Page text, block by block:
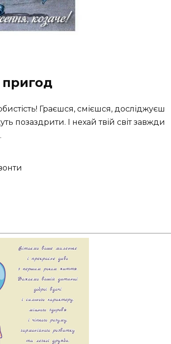
Граєшся, смієшся, досліджуєш
позаздрити. І нехай твій світ завжди